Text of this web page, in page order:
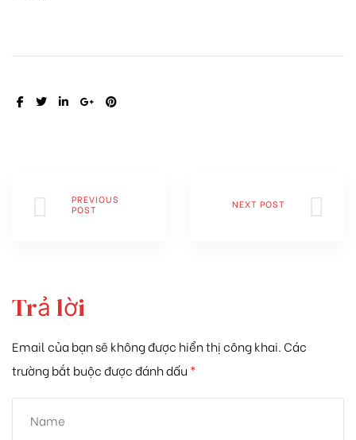
SHARE:
PREVIOUS
POST
NEXT POST
Trả lời
Email của bạn sẽ không được hiển thị công khai. Các
trường bắt buộc được đánh dấu *